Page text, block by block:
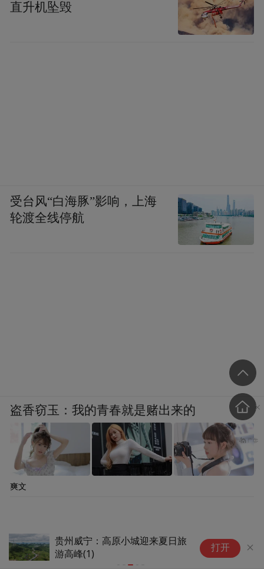
贵州威宁：高原小城迎来夏日旅
游高峰(1)
打开
直升机坠毁
受台风“白海豚”影响，上海
轮渡全线停航
盗香窃玉：我的青春就是赌出来的
爽文